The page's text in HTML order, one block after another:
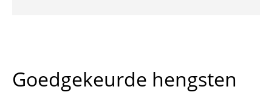
Goedgekeurde hengsten